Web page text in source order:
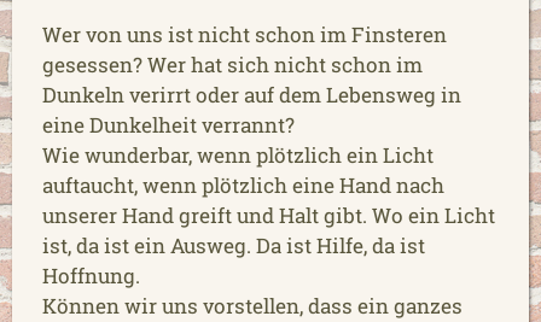
Wer von uns ist nicht schon im Finsteren
gesessen? Wer hat sich nicht schon im
Dunkeln verirrt oder auf dem Lebensweg in
eine Dunkelheit verrannt?
Wie wunderbar, wenn plötzlich ein Licht
auftaucht, wenn plötzlich eine Hand nach
unserer Hand greift und Halt gibt. Wo ein Licht
ist, da ist ein Ausweg. Da ist Hilfe, da ist
Hoffnung.
Können wir uns vorstellen, dass ein ganzes